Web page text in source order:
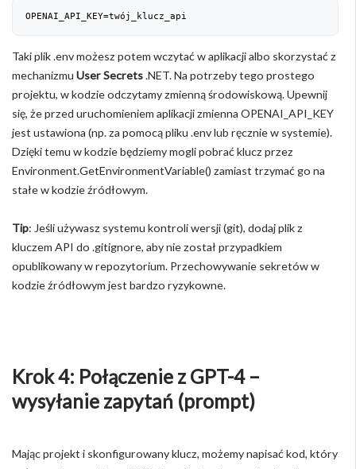
OPENAI_API_KEY=twój_klucz_api
Taki plik .env możesz potem wczytać w aplikacji albo skorzystać z
mechanizmu User Secrets.NET. Na potrzeby tego prostego
projektu, w kodzie odczytamy zmienną środowiskową. Upewnij
się, że przed uruchomieniem aplikacji zmienna OPENAI_API_KEY
jest ustawiona (np. za pomocą pliku .env lub ręcznie w systemie).
Dzięki temu w kodzie będziemy mogli pobrać klucz przez
Environment.GetEnvironmentVariable() zamiast trzymać go na
stałe w kodzie źródłowym.
Tip: Jeśli używasz systemu kontroli wersji (git), dodaj plik z
kluczem API do .gitignore, aby nie został przypadkiem
opublikowany w repozytorium. Przechowywanie sekretów w
kodzie źródłowym jest bardzo ryzykowne.
Krok 4: Połączenie z GPT-4 –
wysyłanie zapytań (prompt)
Mając projekt i skonfigurowany klucz, możemy napisać kod, który